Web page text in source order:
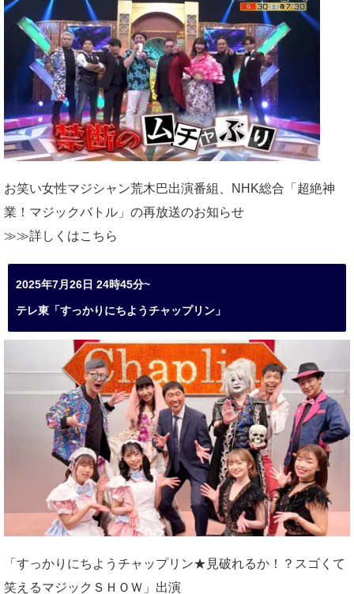
お笑い女性マジシャン荒木巴出演番組、
NHK総合「超絶神
業！マジックバトル」の再放送のお知らせ
≫≫詳しくはこちら
2025年7月26日 24時45分~
テレ東「すっかりにちようチャップリン」
「すっかりにちようチャップリン★見破れるか！？スゴくて
笑えるマジックＳＨＯＷ」出演